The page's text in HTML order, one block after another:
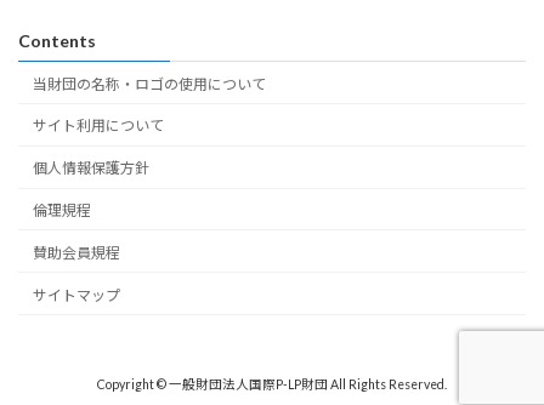
Contents
当財団の名称・ロゴの使用について
サイト利用について
個人情報保護方針
倫理規程
賛助会員規程
サイトマップ
Copyright © 一般財団法人国際P-LP財団 All Rights Reserved.